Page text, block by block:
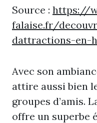
Source : https://
falaise.fr/
dattractions-en-
Avec son
attire aussi bien
groupes d’amis.
offre un superbe